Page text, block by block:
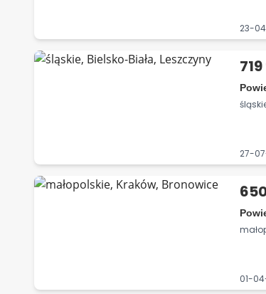
23-
27-
01-